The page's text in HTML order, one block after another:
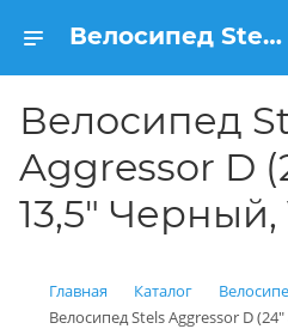
Велосипед Stels Aggressor D (24" 8ск) 13,5" Черный, V010 купить: цена 21 500 рублей в Балашихе | Интернет магазин Вело150
Велосипед
Aggressor D
13,5" Черный,
Главная Каталог
Велосипед Stels Aggressor D